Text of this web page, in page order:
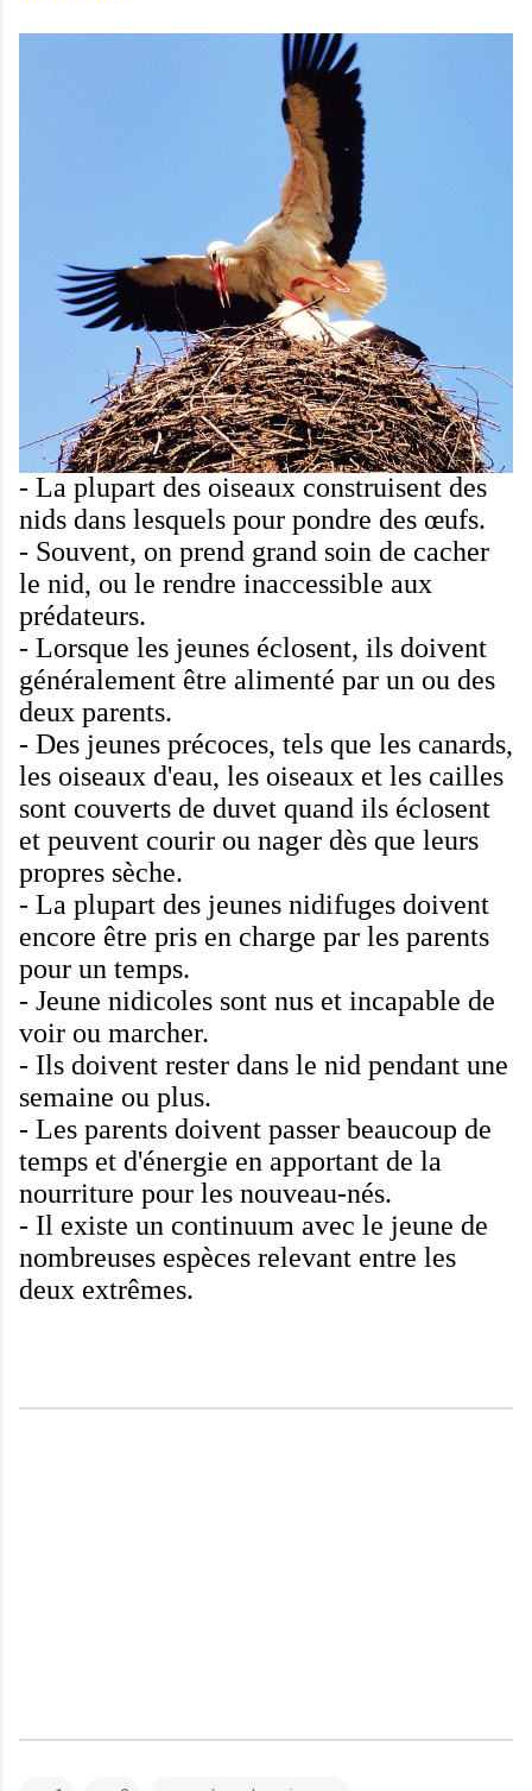
- La plupart des oiseaux construisent des
nids dans lesquels pour pondre des œufs.
- Souvent, on prend grand soin de cacher
le nid, ou le rendre inaccessible aux
prédateurs.
- Lorsque les jeunes éclosent, ils doivent
généralement être alimenté par un ou des
deux parents.
- Des jeunes précoces, tels que les canards,
les oiseaux d'eau, les oiseaux et les cailles
sont couverts de duvet quand ils éclosent
et peuvent courir ou nager dès que leurs
propres sèche.
- La plupart des jeunes nidifuges doivent
encore être pris en charge par les parents
pour un temps.
- Jeune nidicoles sont nus et incapable de
voir ou marcher.
- Ils doivent rester dans le nid pendant une
semaine ou plus.
- Les parents doivent passer beaucoup de
temps et d'énergie en apportant de la
nourriture pour les nouveau-nés.
- Il existe un continuum avec le jeune de
nombreuses espèces relevant entre les
deux extrêmes.